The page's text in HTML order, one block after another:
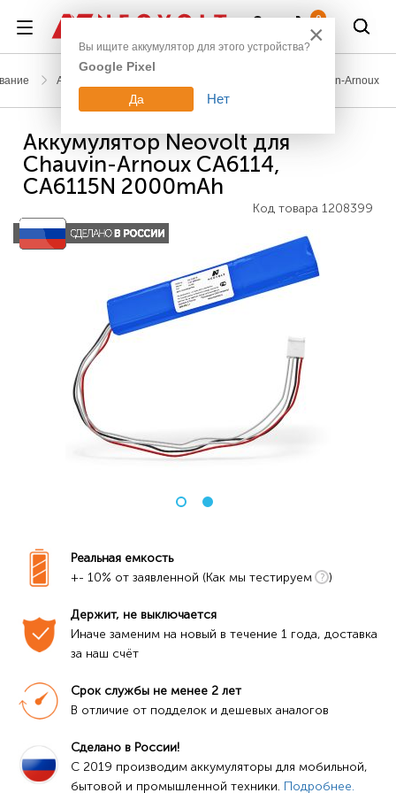
0
Аккумуляторы для измерительной техники Chauvin-Arnoux
Аккумулятор Neovolt для
Chauvin-Arnoux CA6114,
CA6115N 2000mAh
Код товара 1208399
Реальная емкость
+- 10% от заявленной (Как мы тестируем
)
Держит, не выключается
Иначе заменим на новый в течение 1 года, доставка
за наш счёт
Срок службы не менее 2 лет
В отличие от подделок и дешевых аналогов
Сделано в России!
C 2019 производим аккумуляторы для мобильной,
бытовой и промышленной техники. Подробнее.
×
Вы ищите аккумулятор для этого устройства?
Google Pixel
Да Нет